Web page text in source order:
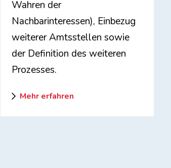
Wahren der
Nachbarinteressen), Einbezug
weiterer Amtsstellen sowie
der Definition des weiteren
Prozesses.
Mehr erfahren